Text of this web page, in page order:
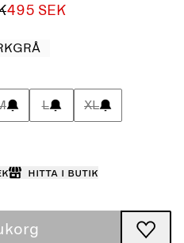
495 SEK
L XL
Hitta i butik